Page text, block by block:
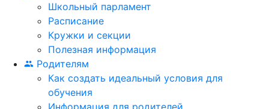
Школьный парламент
Расписание
Кружки и секции
Полезная информация
Родителям
Как создать идеальный условия для
обучения
Информация для родителей